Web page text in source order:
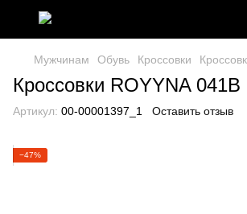
Мужчинам Обувь Кроссовки
Кроссовки ROYYNA
Артикул: 00-00001397_1 Оставить отзыв
−47%